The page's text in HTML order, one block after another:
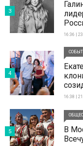
16:36 |
3
16:38 |
4
В
5